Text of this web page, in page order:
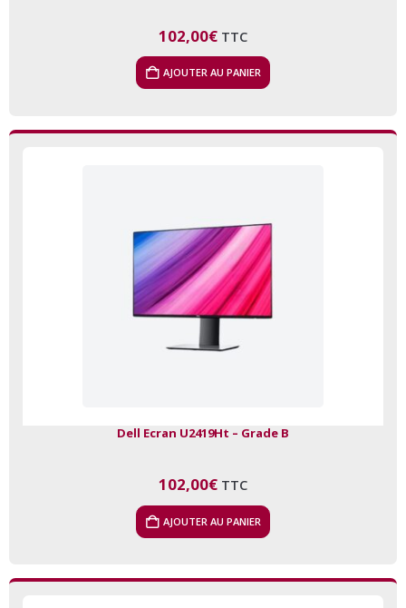
102,00€ TTC
AJOUTER AU PANIER
Dell Ecran U2419Ht – Grade B
102,00€ TTC
AJOUTER AU PANIER